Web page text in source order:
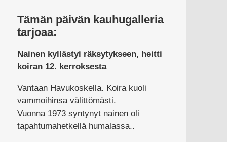
Tämän päivän kauhugalleria
tarjoaa:
Nainen kyllästyi räksytykseen, heitti
koiran 12. kerroksesta
Vantaan Havukoskella. Koira kuoli
vammoihinsa välittömästi.
Vuonna 1973 syntynyt nainen oli
tapahtumahetkellä humalassa..